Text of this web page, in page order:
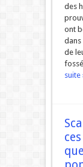
des
ont
dans
de
suite